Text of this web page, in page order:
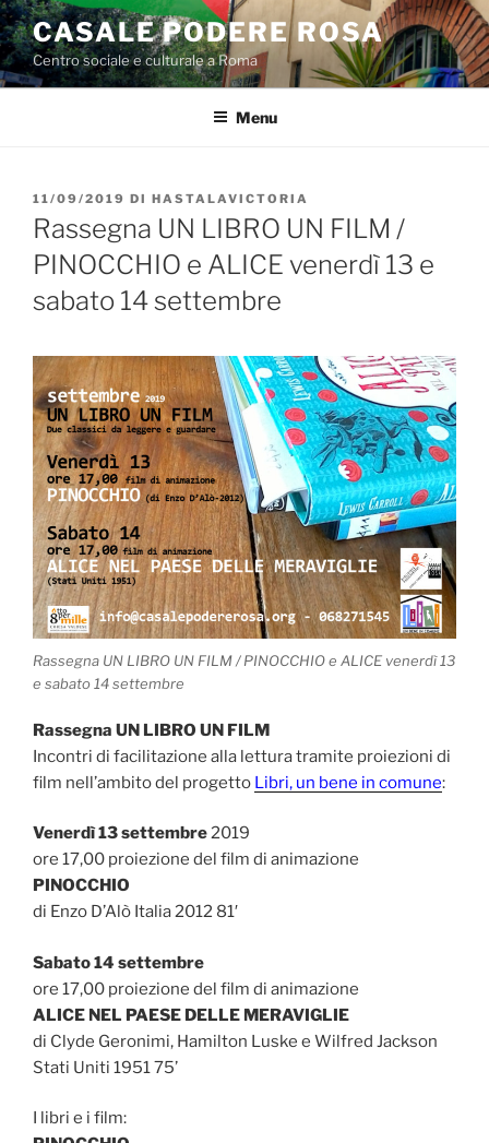
Salta
al
contenuto
CASALE PODERE ROSA
Centro sociale e culturale a Roma
Menu
PUBBLICATO
IL
11/09/2019 DI HASTALAVICTORIA
Rassegna UN LIBRO UN FILM /
PINOCCHIO e ALICE venerdì 13 e
sabato 14 settembre
Rassegna UN LIBRO UN FILM / PINOCCHIO e ALICE venerdì 13
e sabato 14 settembre
Rassegna UN LIBRO UN FILM
Incontri di facilitazione alla lettura tramite proiezioni di
film nell’ambito del progetto Libri, un bene in comune:
Venerdì 13 settembre2019
ore 17,00 proiezione del film di animazione
PINOCCHIO
di Enzo D’Alò Italia 2012 81′
Sabato 14 settembre
ore 17,00 proiezione del film di animazione
ALICE NEL PAESE DELLE MERAVIGLIE
di Clyde Geronimi, Hamilton Luske e Wilfred Jackson
Stati Uniti 1951 75’
I libri e i film: